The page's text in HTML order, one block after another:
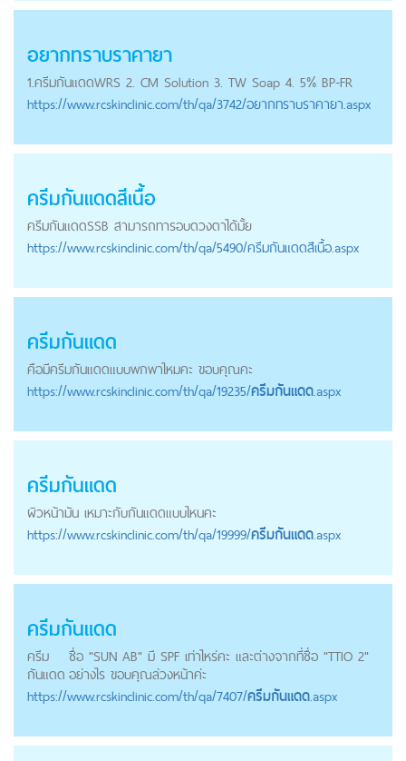
อยากทราบราคายา
1.ครีมกันแดดWRS 2. CM Solution 3. TW Soap 4. 5% BP-FR
https://www.rcskinclinic.com/th/qa/3742/อยากทราบราคายา.aspx
ครีมกันแดดสีเนื้อ
ครีมกันแดดSSB สามารถทารอบดวงตาได้มั้ย
https://www.rcskinclinic.com/th/qa/5490/ครีมกันแดดสีเนื้อ.aspx
ครีมกันแดด
คือมีครีมกันแดดแบบพกพาไหมคะ ขอบคุณคะ
https://www.rcskinclinic.com/th/qa/19235/ครีมกันแดด.aspx
ครีมกันแดด
ผิวหน้ามัน เหมาะกับกันแดดแบบไหนคะ
https://www.rcskinclinic.com/th/qa/19999/ครีมกันแดด.aspx
ครีมกันแดด
ครีม
กันแดด
ชื่อ "SUN AB" มี SPF เท่าไหร่คะ และต่างจากที่ชื่อ "TTIO 2"
อย่างไร ขอบคุณล่วงหน้าค่ะ
https://www.rcskinclinic.com/th/qa/7407/ครีมกันแดด.aspx